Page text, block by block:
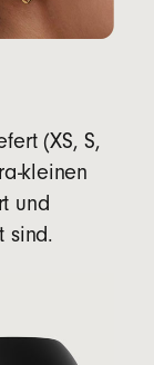
(XS, S,
kleinen
und
sind.